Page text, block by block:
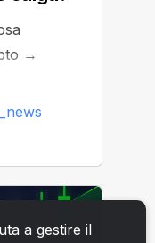
a gestire il